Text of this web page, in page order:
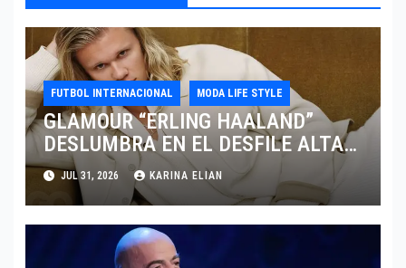
FUTBOL INTERNACIONAL MODA LIFE STYLE
GLAMOUR “ERLING HAALAND”
DESLUMBRA EN EL DESFILE ALTA
SARTORIA DE DOLCE & GABBANA
TRAS EL MUNDIAL 2026
JUL 31, 2026 KARINA ELIAN